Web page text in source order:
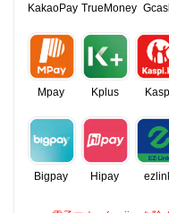
KakaoPay TrueMoney
Mpay Kplus
Bigpay Hipay